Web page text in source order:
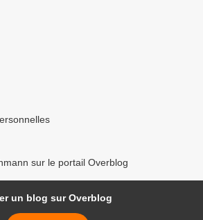
sur le portail Overblog
un blog sur Overblog